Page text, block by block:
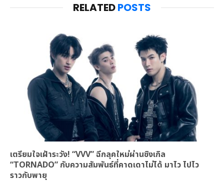
RELATEDPOSTS
เตรียมใจเฝ้าระวัง! “VVV” ฉีกลุคใหม่ผ่านซิงเกิล
“TORNADO” กับความสัมพันธ์ที่คาดเดาไม่ได้ มาไว ไปไว
ราวกับพายุ